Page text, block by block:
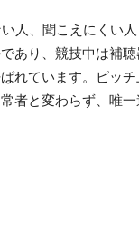
人、聞こえにくい
あり、競技中は補
れています。ピッ
者と変わらず、唯